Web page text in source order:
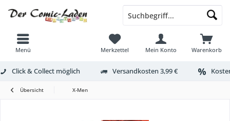
Menü Warenkorb
Merkzettel Mein Konto
Click & Collect möglich Versandkosten 3,99 €
Übersicht X-Men